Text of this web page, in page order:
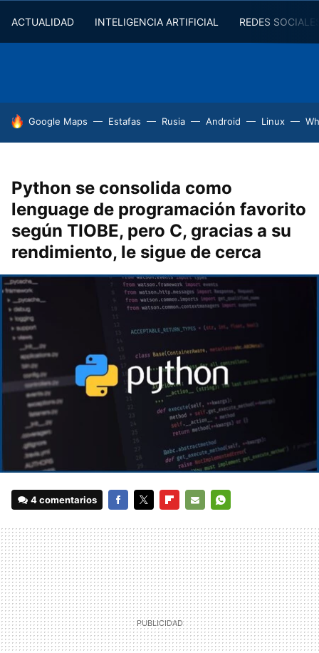
ACTUALIDAD INTELIGENCIA ARTIFICIAL REDES
HOY SE HABLA DE
Google Maps Estafas Rusia Android Linux
Python se consolida como
lenguage de programación favorito
según TIOBE, pero C, gracias a su
rendimiento, le sigue de cerca
4 comentarios
MAIL